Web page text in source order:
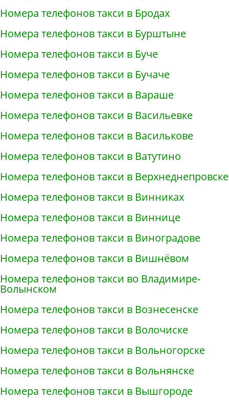
Номера телефонов такси в Бродах
Номера телефонов такси в Бурштыне
Номера телефонов такси в Буче
Номера телефонов такси в Бучаче
Номера телефонов такси в Вараше
Номера телефонов такси в Васильевке
Номера телефонов такси в Василькове
Номера телефонов такси в Ватутино
Номера телефонов такси в Верхнеднепровске
Номера телефонов такси в Винниках
Номера телефонов такси в Виннице
Номера телефонов такси в Виноградове
Номера телефонов такси в Вишнёвом
Номера телефонов такси во Владимире-
Волынском
Номера телефонов такси в Вознесенске
Номера телефонов такси в Волочиске
Номера телефонов такси в Вольногорске
Номера телефонов такси в Вольнянске
Номера телефонов такси в Вышгороде